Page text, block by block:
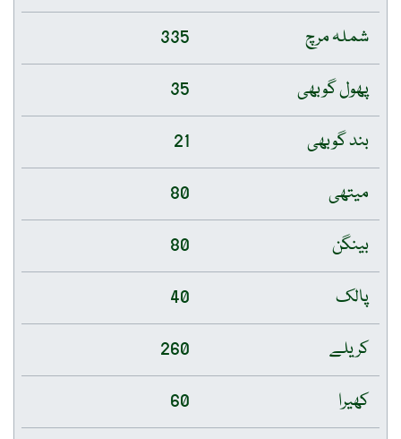
شملہ مرچ
335
پھول گوبھی
35
بند گوبھی
21
میتھی
80
بینگن
80
پالک
40
کریلے
260
کھیرا
60